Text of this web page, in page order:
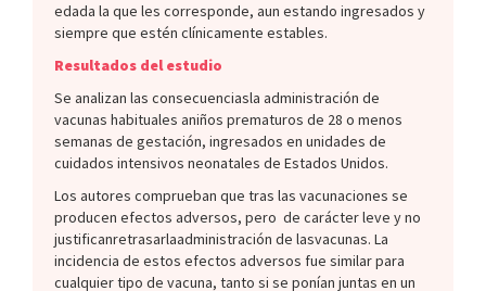
edada la que les corresponde, aun estando ingresados y
siempre que estén clínicamente estables.
Resultados del estudio
Se analizan las consecuenciasla administración de
vacunas habituales aniños prematuros de 28 o menos
semanas de gestación, ingresados en unidades de
cuidados intensivos neonatales de Estados Unidos.
Los autores comprueban que tras las vacunaciones se
producen efectos adversos, pero de carácter leve y no
justificanretrasarlaadministración de lasvacunas. La
incidencia de estos efectos adversos fue similar para
cualquier tipo de vacuna, tanto si se ponían juntas en un